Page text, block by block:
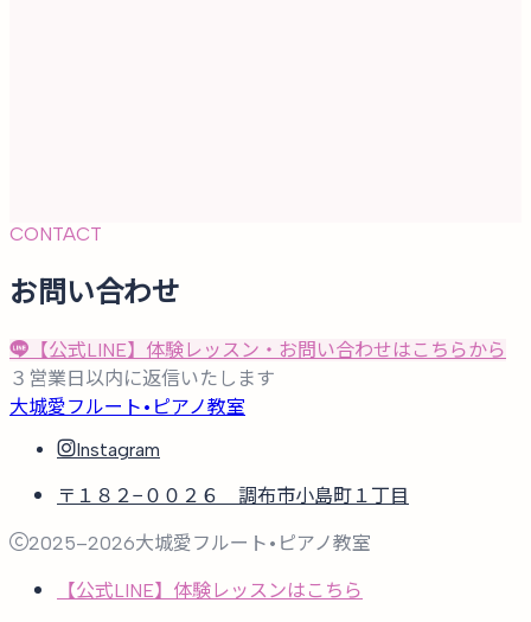
CONTACT
お問い合わせ
【公式LINE】体験レッスン・お問い合わせはこちらから
３営業日以内に返信いたします
大城愛フルート•ピアノ教室
Instagram
〒１８２−００２６ 調布市小島町１丁目
2025–2026大城愛フルート•ピアノ教室
【公式LINE】体験レッスンはこちら